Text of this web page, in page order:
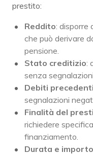
prestito:
Reddito: disporre
che può derivare
pensione.
Stato creditizio:
senza
Debiti precedenti
segnalazioni
Finalità del
richiedere
finanziamento.
Durata e importo